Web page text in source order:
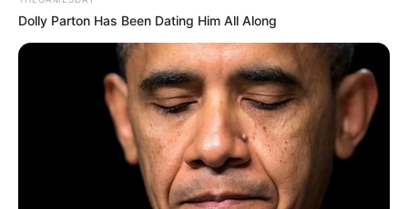
Dolly Parton Has Been Dating Him All Along